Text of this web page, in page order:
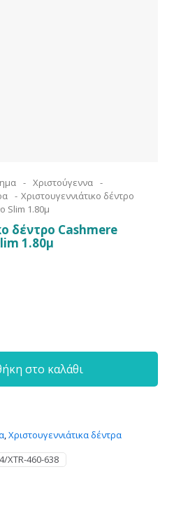
- Χριστούγεννα -
- Χριστουγεννιάτικο δέντρο
Slim 1.80μ
δέντρο Cashmere
1.80μ
στο καλάθι
,Χριστουγεννιάτικα δέντρα
XTR-460-638